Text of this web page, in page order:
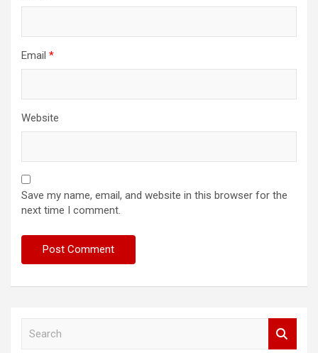
Email *
Website
Save my name, email, and website in this browser for the
next time I comment.